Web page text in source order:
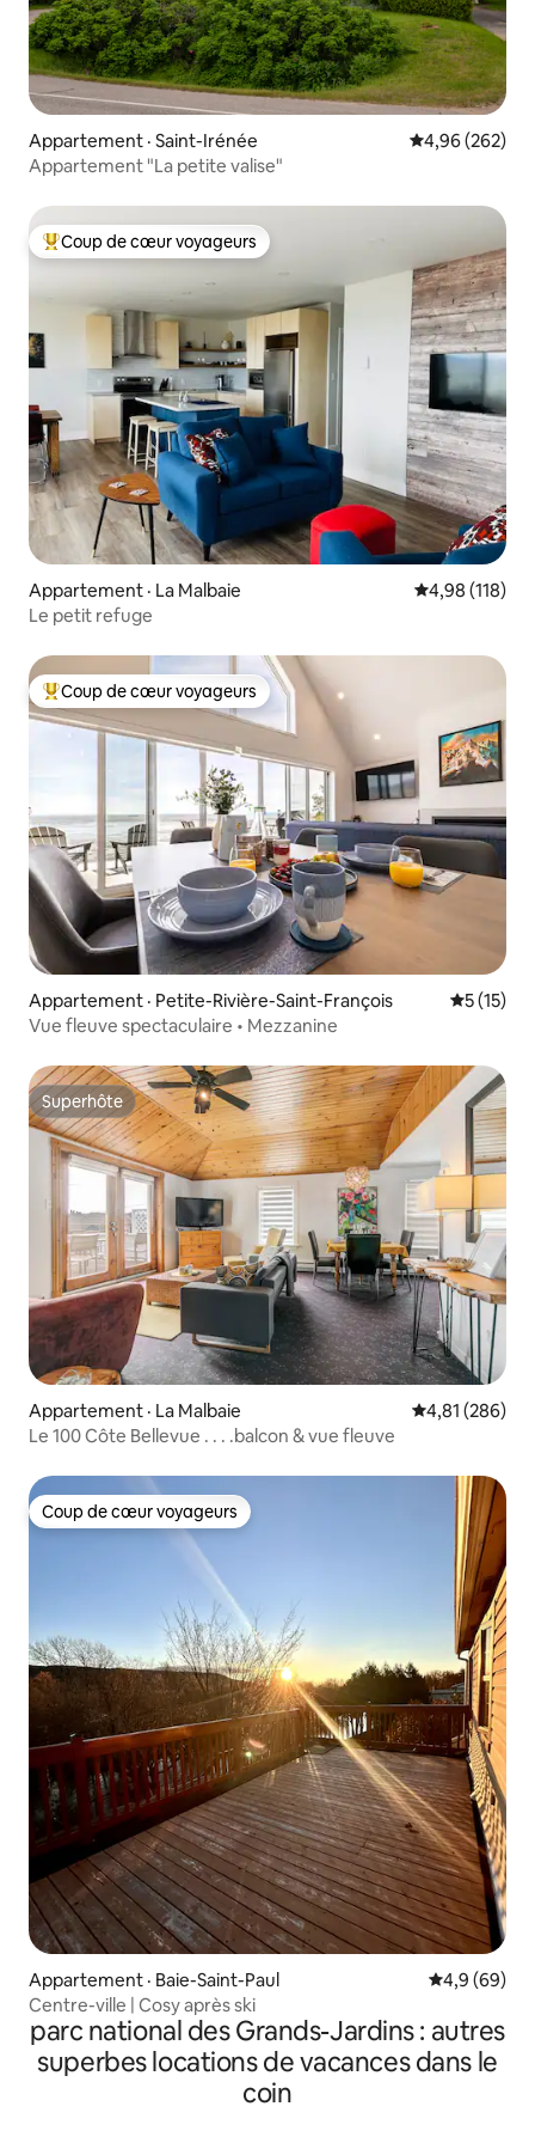
Appartement · Saint-Irénée Note
4,96 (262)
Appartement "La petite valise"
Coup de cœur voyageurs parmi les plus aimés
Coup de cœur voyageurs
Appartement · La Malbaie Note
4,98 (118)
Le petit refuge
Coup de cœur voyageurs parmi les plus aimés
Coup de cœur voyageurs
Appartement · Petite-Rivière-Saint-François Note
5 (15)
Vue fleuve spectaculaire • Mezzanine
Superhôte
Superhôte
Appartement · La Malbaie Note
4,81 (286)
Le 100 Côte Bellevue . . . .balcon & vue fleuve
Coup de cœur voyageurs
Coup de cœur voyageurs
Appartement · Baie-Saint-Paul Note
4,9 (69)
Centre-ville | Cosy après ski
parc national des Grands-Jardins : autres
superbes locations de vacances dans le
coin